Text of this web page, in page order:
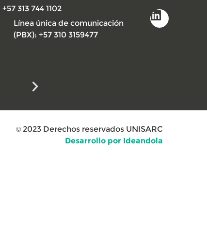
+57 313 744 1102
Línea única de comunicación
(PBX): +57 310 3159477
© 2023 Derechos reservados UNISARC
Desarrollo por Ideandola